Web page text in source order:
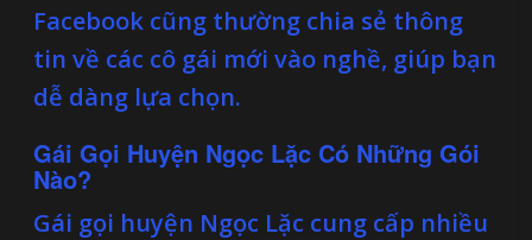
Facebook cũng thường chia sẻ thông
tin về các cô gái mới vào nghề, giúp bạn
dễ dàng lựa chọn.
Gái Gọi Huyện Ngọc Lặc Có Những Gói
Nào?
Gái gọi huyện Ngọc Lặc cung cấp nhiều